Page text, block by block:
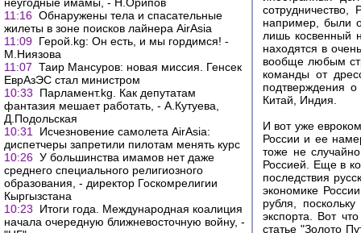
11:16 Обнаружены тела и спасательные
жилеты в зоне поисков лайнера AirAsia
11:09 Герой.kg: Он есть, и мы гордимся! -
М.Ниязова
11:07 Таир Мансуров: новая миссия. Генсек
ЕврАзЭС стал министром
10:33
Парламент.kg. Как депутатам
фантазия мешает работать, - А.Кутуева,
Д.Подольская
10:31
Исчезновение самолета AirAsia:
диспетчеры запретили пилотам менять курс
10:26 У большинства имамов нет даже
среднего специального религиозного
образования, - директор Госкомрелигии
Кыргызстана
10:23
Итоги года. Международная коалиция
начала очередную ближневосточную войну, -
например, были
лишь косвенный
находятся в
вообще любым
команды от
подтверждения
Китай, Индия.
И вот уже
России и ее
тоже не
Россией. Еще в
последствия
экономике
рубля,
экспорта. Вот
статье "Золото